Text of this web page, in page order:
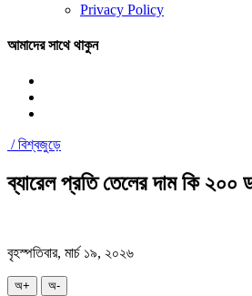
Privacy Policy
আমাদের সাথে থাকুন
/বিশ্বজুড়ে
ব্যারেল প্রতি তেলের দাম কি ২০০
বৃহস্পতিবার, মার্চ ১৯, ২০২৬
অ+ অ-